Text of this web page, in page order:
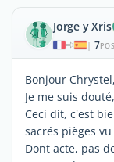
Jorge y Xris
| 7
Bonjour Chrystel,
Je me suis
Ceci dit, c'est
sacrés pièges
Dont acte, pas